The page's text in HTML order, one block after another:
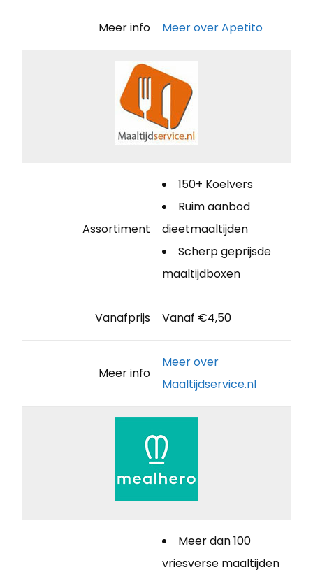
Meer info Meer over Apetito
Assortiment
150+ Koelvers
Ruim aanbod
dieetmaaltijden
Scherp geprijsde
maaltijdboxen
Vanafprijs Vanaf €4,50
Meer info
Meer over
Maaltijdservice.nl
Meer dan 100
vriesverse maaltijden